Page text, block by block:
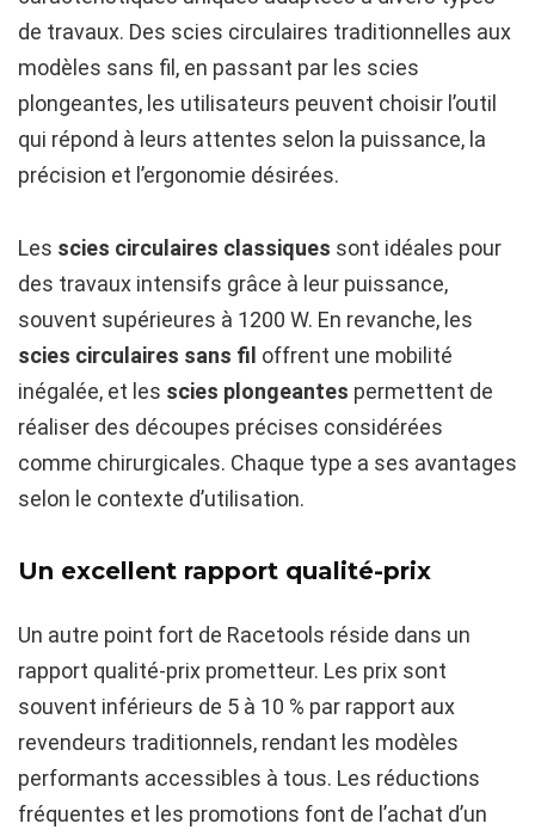
de travaux. Des scies circulaires traditionnelles aux
modèles sans fil, en passant par les scies
plongeantes, les utilisateurs peuvent choisir l’outil
qui répond à leurs attentes selon la puissance, la
précision et l’ergonomie désirées.
Les scies circulaires classiques sont idéales pour
des travaux intensifs grâce à leur puissance,
souvent supérieures à 1200 W. En revanche, les
scies circulaires sans fil offrent une mobilité
inégalée, et les scies plongeantes permettent de
réaliser des découpes précises considérées
comme chirurgicales. Chaque type a ses avantages
selon le contexte d’utilisation.
Un excellent rapport qualité-prix
Un autre point fort de Racetools réside dans un
rapport qualité-prix prometteur. Les prix sont
souvent inférieurs de 5 à 10 % par rapport aux
revendeurs traditionnels, rendant les modèles
performants accessibles à tous. Les réductions
fréquentes et les promotions font de l’achat d’un